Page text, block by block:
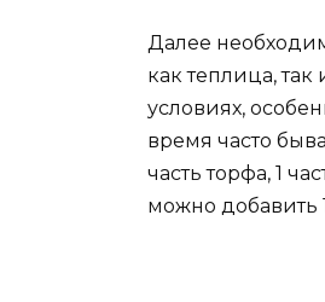
Далее
как теплица,
условиях,
время часто
часть торфа, 1
можно добавить